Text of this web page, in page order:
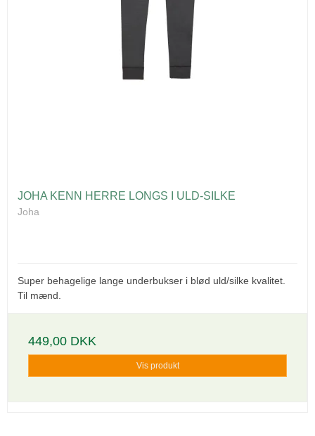
JOHA KENN HERRE LONGS I ULD-SILKE
Joha
Super behagelige lange underbukser i blød uld/silke kvalitet.
Til mænd.
449,00 DKK
Vis produkt